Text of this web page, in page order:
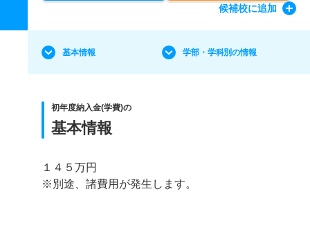
候補校に追加
基本情報 学部・学科別の情報
初年度納入金(学費)の
基本情報
１４５万円
※別途、諸費用が発生します。